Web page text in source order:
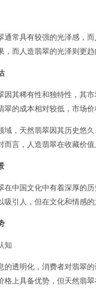
通常具有较强的光泽感，
，而人造翡翠的光泽则更趋
因其稀有性和独特性，其
翠的成本相对较低，市场
域，天然翡翠因其历史悠
而言，人造翡翠在收藏价
在中国文化中有着深厚的
吸引人，但在文化和情感的
知
的透明化，消费者对翡翠
格上具备优势，但天然翡翠